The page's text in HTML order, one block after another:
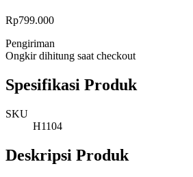
Rp799.000
Pengiriman
Ongkir dihitung saat checkout
Spesifikasi Produk
SKU
H1104
Deskripsi Produk